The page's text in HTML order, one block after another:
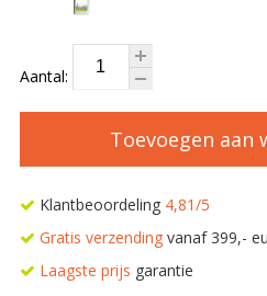
Aantal:
Toevoegen aan
Klantbeoordeling 4,81/5
Gratis verzendingvanaf 399,-
Laagste prijs garantie